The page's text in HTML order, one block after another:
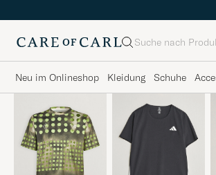
Suche
Neu im Onlineshop Kleidung Schuhe